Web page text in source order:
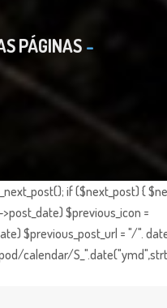
PÁGINAS
if ($next_post) {
$previous_icon =
$previous_post_url = "/".
calendar/